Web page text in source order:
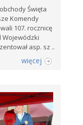
Święta
Komendy
107. rocznicę
Wojewódzki
asp. sz ..
więcej